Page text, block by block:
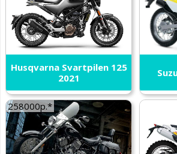
Husqvarna Svartpilen 125
2021
258000р.*